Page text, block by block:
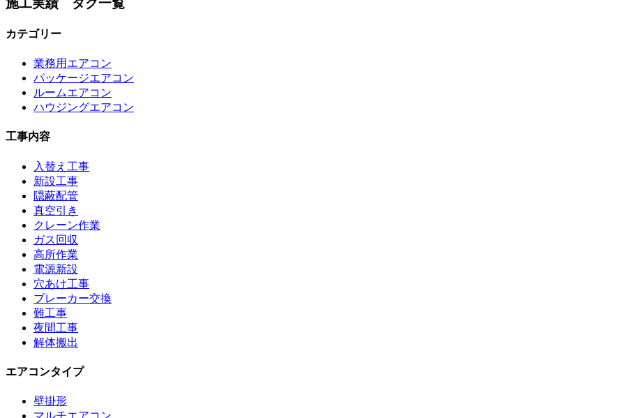
カテゴリー
業務用エアコン
パッケージエアコン
ルームエアコン
ハウジングエアコン
工事内容
入替え工事
新設工事
隠蔽配管
真空引き
クレーン作業
ガス回収
高所作業
電源新設
穴あけ工事
ブレーカー交換
難工事
夜間工事
解体搬出
エアコンタイプ
壁掛形